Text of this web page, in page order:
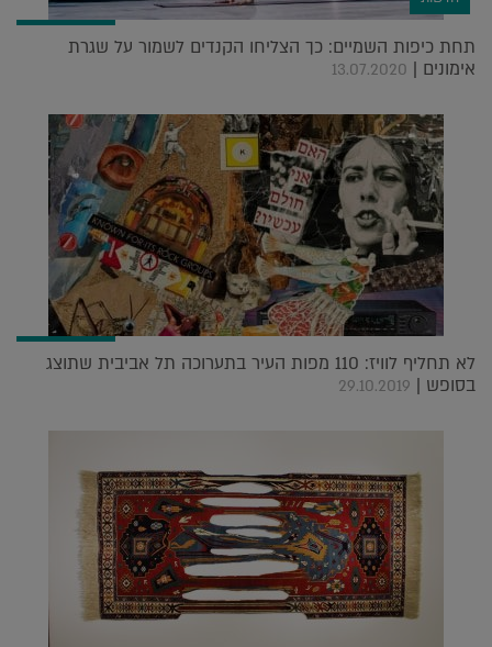
תחת כיפות השמיים: כך הצליחו הקנדים לשמור על שגרת
אימונים | 13.07.2020
לא תחליף לוויז: 110 מפות העיר בתערוכה תל אביבית שתוצג
בסופש | 29.10.2019